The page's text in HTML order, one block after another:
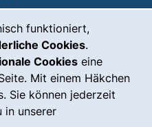
funktioniert,
Cookies.
Cookies eine
Mit einem Häkchen
Sie können jederzeit
in unserer
(externer Link, öffnet